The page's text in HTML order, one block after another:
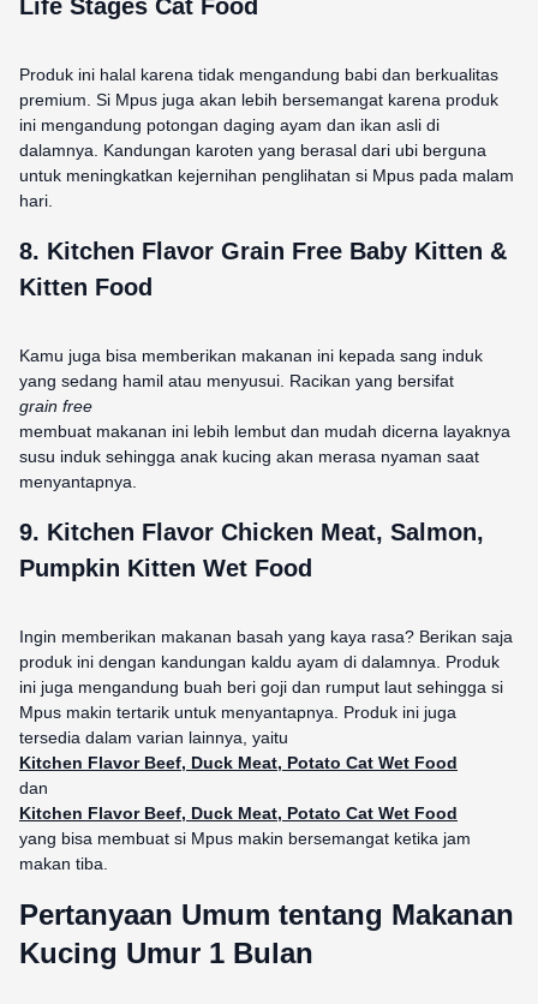
Life Stages Cat Food
Produk ini halal karena tidak mengandung babi dan berkualitas
premium. Si Mpus juga akan lebih bersemangat karena produk
ini mengandung potongan daging ayam dan ikan asli di
dalamnya. Kandungan karoten yang berasal dari ubi berguna
untuk meningkatkan kejernihan penglihatan si Mpus pada malam
hari.
8. Kitchen Flavor Grain Free Baby Kitten &
Kitten Food
Kamu juga bisa memberikan makanan ini kepada sang induk
yang sedang hamil atau menyusui. Racikan yang bersifat
grain free
membuat makanan ini lebih lembut dan mudah dicerna layaknya
susu induk sehingga anak kucing akan merasa nyaman saat
menyantapnya.
9. Kitchen Flavor Chicken Meat, Salmon,
Pumpkin Kitten Wet Food
Ingin memberikan makanan basah yang kaya rasa? Berikan saja
produk ini dengan kandungan kaldu ayam di dalamnya. Produk
ini juga mengandung buah beri goji dan rumput laut sehingga si
Mpus makin tertarik untuk menyantapnya. Produk ini juga
tersedia dalam varian lainnya, yaitu
Kitchen Flavor Beef, Duck Meat, Potato Cat Wet Food
dan
Kitchen Flavor Beef, Duck Meat, Potato Cat Wet Food
yang bisa membuat si Mpus makin bersemangat ketika jam
makan tiba.
Pertanyaan Umum tentang Makanan
Kucing Umur 1 Bulan